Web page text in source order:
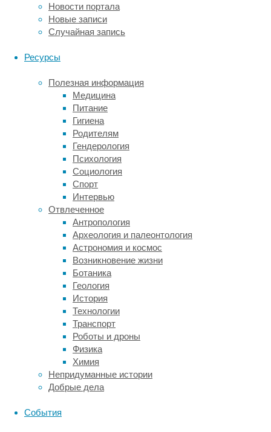
Новости портала
Новые записи
Случайная запись
Ресурсы
Полезная информация
Медицина
Питание
Гигиена
Родителям
Гендерология
Психология
Социология
Спорт
Интервью
Отвлеченное
Антропология
Археология и палеонтология
Астрономия и космос
Возникновение жизни
Ботаника
Геология
История
Технологии
Транспорт
Роботы и дроны
Физика
Химия
Непридуманные истории
Добрые дела
События
животных.
Например,
несколько
назад
биологи
воспользовались
этой
технологией,
чтобы
изменить
окраску
двух
телят
голштинской
породы
черно-
белой
на
серо-
белую.
Предполагается,
что
осветленным
коровам
будет
легче
переживать
жару.
Специалисты